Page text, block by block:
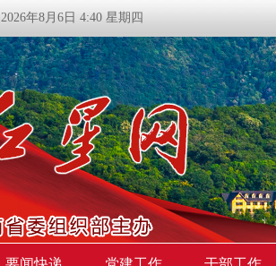
2026年8月6日 4:40 星期四